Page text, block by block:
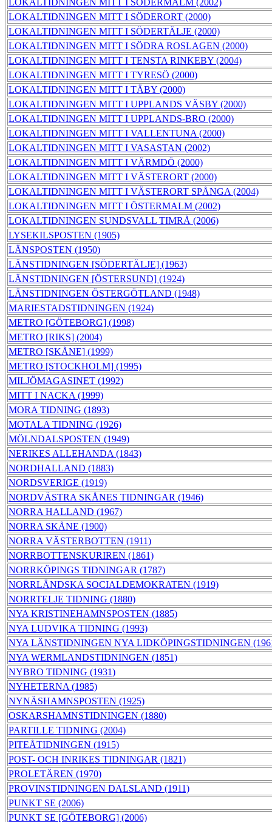
LOKALTIDNINGEN MITT I SÖDERMALM (2002)
LOKALTIDNINGEN MITT I SÖDERORT (2000)
LOKALTIDNINGEN MITT I SÖDERTÄLJE (2000)
LOKALTIDNINGEN MITT I SÖDRA ROSLAGEN (2000)
LOKALTIDNINGEN MITT I TENSTA RINKEBY (2004)
LOKALTIDNINGEN MITT I TYRESÖ (2000)
LOKALTIDNINGEN MITT I TÄBY (2000)
LOKALTIDNINGEN MITT I UPPLANDS VÄSBY (2000)
LOKALTIDNINGEN MITT I UPPLANDS-BRO (2000)
LOKALTIDNINGEN MITT I VALLENTUNA (2000)
LOKALTIDNINGEN MITT I VASASTAN (2002)
LOKALTIDNINGEN MITT I VÄRMDÖ (2000)
LOKALTIDNINGEN MITT I VÄSTERORT (2000)
LOKALTIDNINGEN MITT I VÄSTERORT SPÅNGA (2004)
LOKALTIDNINGEN MITT I ÖSTERMALM (2002)
LOKALTIDNINGEN SUNDSVALL TIMRÅ (2006)
LYSEKILSPOSTEN (1905)
LÄNSPOSTEN (1950)
LÄNSTIDNINGEN [SÖDERTÄLJE] (1963)
LÄNSTIDNINGEN [ÖSTERSUND] (1924)
LÄNSTIDNINGEN ÖSTERGÖTLAND (1948)
MARIESTADSTIDNINGEN (1924)
METRO [GÖTEBORG] (1998)
METRO [RIKS] (2004)
METRO [SKÅNE] (1999)
METRO [STOCKHOLM] (1995)
MILJÖMAGASINET (1992)
MITT I NACKA (1999)
MORA TIDNING (1893)
MOTALA TIDNING (1926)
MÖLNDALSPOSTEN (1949)
NERIKES ALLEHANDA (1843)
NORDHALLAND (1883)
NORDSVERIGE (1919)
NORDVÄSTRA SKÅNES TIDNINGAR (1946)
NORRA HALLAND (1967)
NORRA SKÅNE (1900)
NORRA VÄSTERBOTTEN (1911)
NORRBOTTENSKURIREN (1861)
NORRKÖPINGS TIDNINGAR (1787)
NORRLÄNDSKA SOCIALDEMOKRATEN (1919)
NORRTELJE TIDNING (1880)
NYA KRISTINEHAMNSPOSTEN (1885)
NYA LUDVIKA TIDNING (1993)
NYA LÄNSTIDNINGEN NYA LIDKÖPINGSTIDNINGEN
NYA WERMLANDSTIDNINGEN (1851)
NYBRO TIDNING (1931)
NYHETERNA (1985)
NYNÄSHAMNSPOSTEN (1925)
OSKARSHAMNSTIDNINGEN (1880)
PARTILLE TIDNING (2004)
PITEÅTIDNINGEN (1915)
POST- OCH INRIKES TIDNINGAR (1821)
PROLETÄREN (1970)
PROVINSTIDNINGEN DALSLAND (1911)
PUNKT SE (2006)
PUNKT SE [GÖTEBORG] (2006)